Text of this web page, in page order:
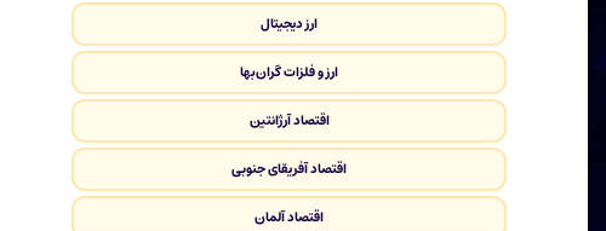
ارز دیجیتال
ارز و فلزات گران‌بها
اقتصاد آرژانتین
اقتصاد آفریقای جنوبی
اقتصاد آلمان